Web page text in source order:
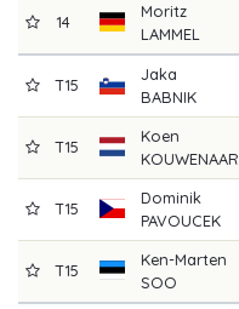
14
Moritz
LAMMEL
T15
Jaka
BABNIK
T15
Koen
KOUWENAAR
T15
Dominik
PAVOUCEK
T15
Ken-Marten
SOO